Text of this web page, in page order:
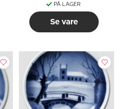
PÅ LAGER
Se vare